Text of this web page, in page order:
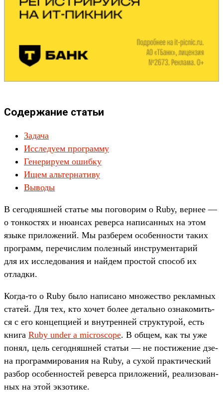
Содержание статьи
Задача
Исследуем программу
Генерируем ошибку
Ищем альтернативу
Выводы
В сегод­няшней статье мы погово­рим о Ruby, вер­нее —
о тон­костях и нюан­сах ревер­са написан­ных на этом
язы­ке при­ложе­ний. Мы раз­берем осо­бен­ности таких
прог­рамм, перечис­лим полез­ный инс­тру­мен­тарий
для их иссле­дова­ния и най­дем прос­той спо­соб их
отладки.
Ког­да‑то о Ruby было написа­но мно­жес­тво рек­ламных
ста­тей. Для тех, кто хочет более деталь­но озна­комить­
ся с его кон­цепци­ей и внут­ренней струк­турой, есть
кни­га Ruby under a microscope. В общем, как ты уже
понял, цель сегод­няшней статьи — не пос­тижение дзе­
на прог­рамми­рова­ния на Ruby, а сухой прак­тичес­кий
раз­бор осо­бен­ностей ревер­са при­ложе­ний, реали­зован­
ных на этой экзо­тике.